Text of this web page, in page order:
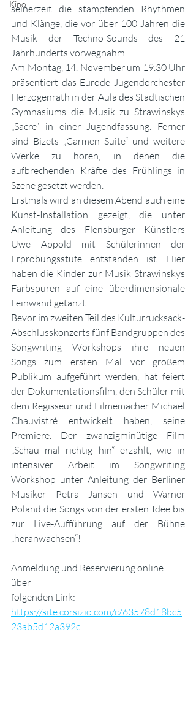
Kino
seinerzeit die stampfenden Rhythmen
und Klänge, die vor über 100 Jahren die
Musik der Techno-Sounds des 21
Jahrhunderts vorwegnahm.
Am Montag, 14. November um 19.30 Uhr
präsentiert das Eurode Jugendorchester
Herzogenrath in der Aula des Städtischen
Gymnasiums die Musik zu Strawinskys
„Sacre“ in einer Jugendfassung. Ferner
sind Bizets „Carmen Suite“ und weitere
Werke zu hören, in denen die
aufbrechenden Kräfte des Frühlings in
Szene gesetzt werden.
Erstmals wird an diesem Abend auch eine
Kunst-Installation gezeigt, die unter
Anleitung des Flensburger Künstlers
Uwe Appold mit Schülerinnen der
Erprobungsstufe entstanden ist. Hier
haben die Kinder zur Musik Strawinskys
Farbspuren auf eine überdimensionale
Leinwand getanzt.
Bevor im zweiten Teil des Kulturrucksack-
Abschlusskonzerts fünf Bandgruppen des
Songwriting Workshops ihre neuen
Songs zum ersten Mal vor großem
Publikum aufgeführt werden, hat feiert
der Dokumentationsfilm, den Schüler mit
dem Regisseur und Filmemacher Michael
Chauvistré entwickelt haben, seine
Premiere. Der zwanzigminütige Film
„Schau mal richtig hin“ erzählt, wie in
intensiver Arbeit im Songwriting
Workshop unter Anleitung der Berliner
Musiker Petra Jansen und Warner
Poland die Songs von der ersten Idee bis
zur Live-Aufführung auf der Bühne
„heranwachsen“!
Anmeldung und Reservierung online
über
folgenden Link:
https://site.corsizio.com/c/63578d18bc5
23ab5d12a392c